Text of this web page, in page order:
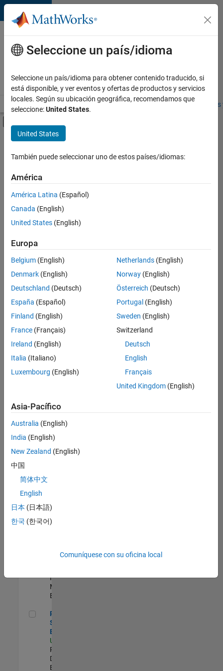
Saltar al contenido
Ofertas
de
empleo
MathWorks
Visión general Búsqueda de empleo Oficinas locales
Contenido principal
FILTRADO POR
Industry Marketing
Ordenar por
Guardar
empleos
seleccionados
No se
han
traducido
todos
los
empleos.
Busque
por
ubicación
todos
empleos
en su
zona.
Compiler Engineer LLVM
Product
Experimentado
Industry
Manager
Industry
Marketing |
Experimentado
Principal Security Engineer
Principal
Security
Engineer
US-MA-Natick
Product
Development |
Experimentado
Seleccione un país/idioma
Seleccione un país/idioma para obtener contenido traducido, si
está disponible, y ver eventos y ofertas de productos y servicios
locales. Según su ubicación geográfica, recomendamos que
seleccione:United States.
United States
También puede seleccionar uno de estos países/idiomas:
América
América Latina (Español)
Canada (English)
United States (English)
Europa
Belgium (English)
Denmark (English)
Deutschland (Deutsch)
España (Español)
Finland (English)
France (Français)
Ireland (English)
Italia (Italiano)
Luxembourg (English)
Netherlands(English)
Norway(English)
Österreich (Deutsch)
Portugal (English)
Sweden (English)
Switzerland
Deutsch
English
Français
United Kingdom(English)
Asia-Pacífico
Australia (English)
India (English)
New Zealand (English)
中国
简体中文
English
日本 (日本語)
한국 (한국어)
Comuníquese con su oficina local